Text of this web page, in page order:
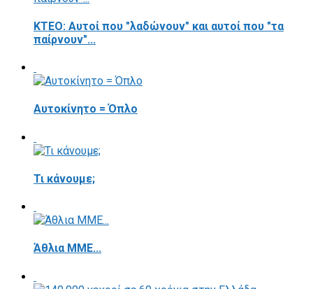
ΚΤΕΟ: Αυτοί που "λαδώνουν" και αυτοί που "τα
παίρνουν"...
Αυτοκίνητο = Όπλο
Τι κάνουμε;
Άθλια ΜΜΕ...